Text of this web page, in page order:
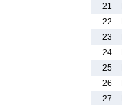
21
22
23
24
25
26
27